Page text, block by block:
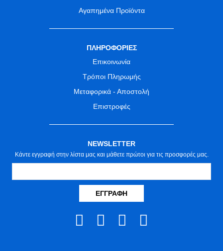
Αγαπημένα Προϊόντα
ΠΛΗΡΟΦΟΡΙΕΣ
Επικοινωνία
Τρόποι Πληρωμής
Μεταφορικά - Αποστολή
Επιστροφές
NEWSLETTER
Κάντε εγγραφή στην λίστα μας και μάθετε πρώτοι για τις προσφορές μας.
ΕΓΓΡΑΦΉ